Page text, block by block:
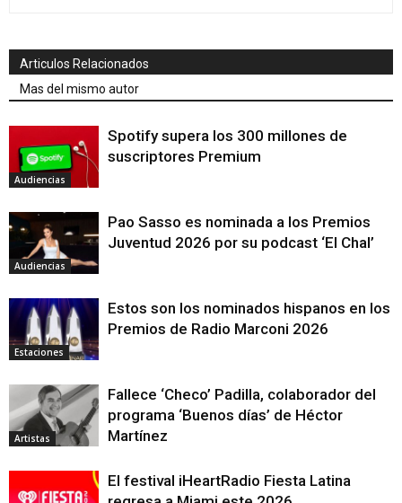
Articulos Relacionados
Mas del mismo autor
Audiencias
Spotify supera los 300 millones de
suscriptores Premium
Audiencias
Pao Sasso es nominada a los Premios
Juventud 2026 por su podcast ‘El Chal’
Estaciones
Estos son los nominados hispanos en los
Premios de Radio Marconi 2026
Artistas
Fallece ‘Checo’ Padilla, colaborador del
programa ‘Buenos días’ de Héctor
Martínez
El festival iHeartRadio Fiesta Latina